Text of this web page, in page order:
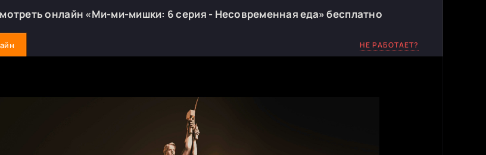
онлайн «Ми-ми-мишки: 6 серия - Несовременная еда» бесплатно
НЕ РАБОТАЕТ?